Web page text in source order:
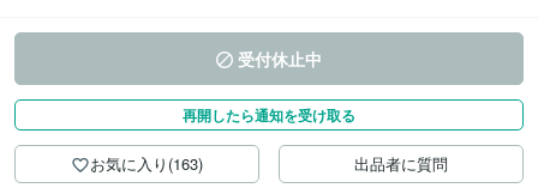
受付休止中
再開したら通知を受け取る
お気に入り(163) 出品者に質問